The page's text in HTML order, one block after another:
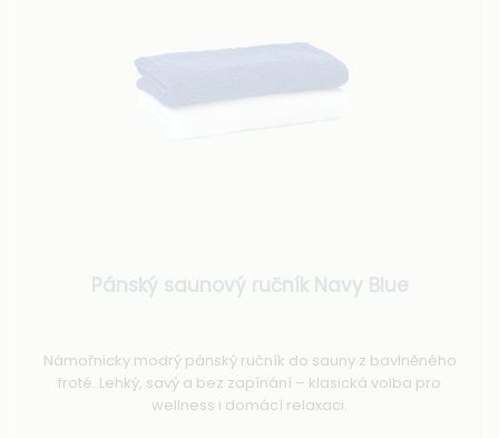
Pánský saunový ručník Navy Blue
Námořnicky modrý pánský ručník do sauny z bavlněného
froté. Lehký, savý a bez zapínání – klasická volba pro
wellness i domácí relaxaci.